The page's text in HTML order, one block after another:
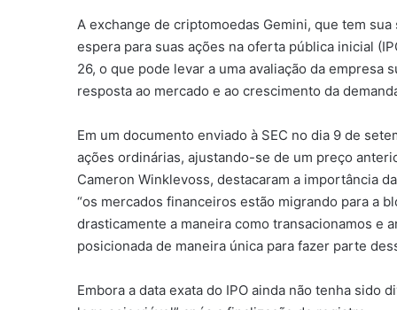
A exchange de criptomoedas Gemini, que tem
espera para suas ações na oferta pública inicial
26, o que pode levar a uma avaliação da empresa
resposta ao mercado e ao crescimento da
Em um documento enviado à SEC no dia 9 de
ações ordinárias, ajustando-se de um preço
Cameron Winklevoss, destacaram a importância
“os mercados financeiros estão migrando para a
drasticamente a maneira como transacionamos e
posicionada de maneira única para fazer parte
Embora a data exata do IPO ainda não tenha sido